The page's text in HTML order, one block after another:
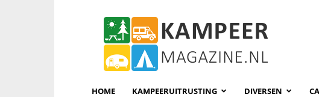
KampeerMagazine
HOME KAMPEERUITRUSTING DIVERSEN